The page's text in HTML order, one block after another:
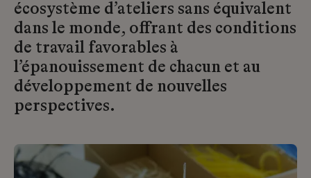
écosystème d’ateliers sans équivalent
dans le monde, offrant des conditions
de travail favorables à
l’épanouissement de chacun et au
développement de nouvelles
perspectives.